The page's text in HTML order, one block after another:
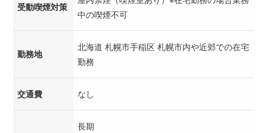
受動喫煙対策
中の喫煙不可
勤務地
北海道 札幌市手稲区 札幌市内や近郊での在宅
勤務
交通費 なし
長期